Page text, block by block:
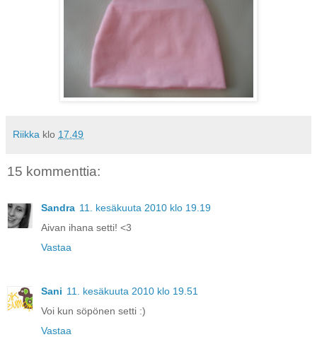
Riikka klo 17.49
15 kommenttia:
Sandra 11. kesäkuuta 2010 klo 19.19
Aivan ihana setti! <3
Vastaa
Sani 11. kesäkuuta 2010 klo 19.51
Voi kun söpönen setti :)
Vastaa